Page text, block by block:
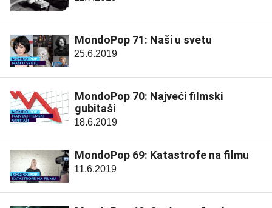
MondoPop 71: Naši u svetu
25.6.2019
MondoPop 70: Najveći filmski
gubitaši
18.6.2019
MondoPop 69: Katastrofe na filmu
11.6.2019